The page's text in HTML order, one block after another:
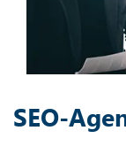
SEO-